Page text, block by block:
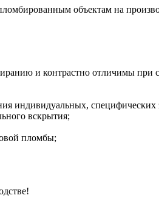
объектам на
и контрастно отличимы при
индивидуальных, специфических
вскрытия;
пломбы;